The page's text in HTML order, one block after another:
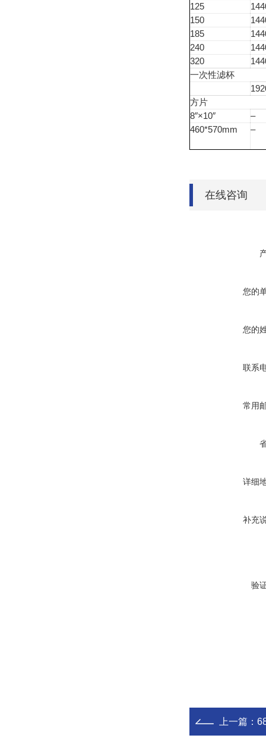
125
150
185
240
320
一次性滤杯
方片
8″×10″
–
460*570mm
–
在线咨询
您的
您的
联系
常用
详细
补充
验
上一篇：